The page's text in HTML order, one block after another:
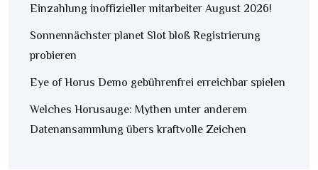
Einzahlung inoffizieller mitarbeiter August 2026!
Sonnennächster planet Slot bloß Registrierung
probieren
Eye of Horus Demo gebührenfrei erreichbar spielen
Welches Horusauge: Mythen unter anderem
Datenansammlung übers kraftvolle Zeichen